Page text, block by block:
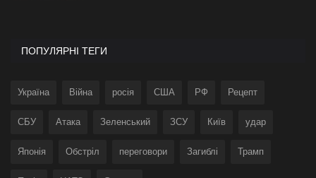
ПОПУЛЯРНІ ТЕГИ
Україна Війна росія США РФ Рецепт
СБУ Атака Зеленський ЗСУ Київ удар
Японія Обстріл переговори Загиблі Трамп